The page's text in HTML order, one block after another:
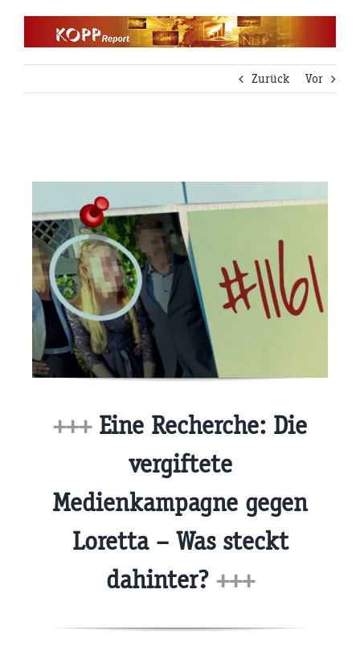
Zurück
Vor
+++Eine Recherche: Die
vergiftete
Medienkampagne gegen
Loretta – Was steckt
dahinter? +++